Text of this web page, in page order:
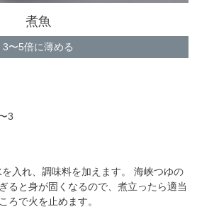
煮魚
3〜5倍に薄める
3
入れ、調味料を加えます。 海峡つゆの
ると身が固くなるので、煮立ったら適当
ろで火を止めます。